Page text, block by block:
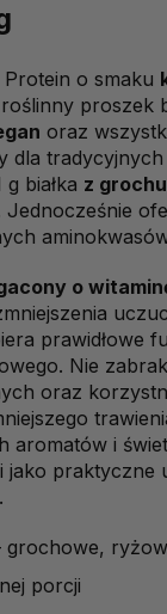
o smaku
proszek
oraz
dla tradycyjnych
białka z
Jednocześnie
o
prawidłowe
Nie
oraz
aromatów i
praktyczne
grochowe,
porcji